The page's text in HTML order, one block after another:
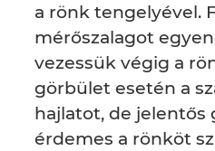
a rönk tengelyével.
mérőszalagot
vezessük végig a
görbület esetén a
hajlatot, de jelentős
érdemes a rönköt